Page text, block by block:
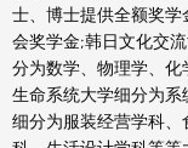
士、博士提供全额奖
会奖学金;韩日文化交
分为数学、物理学、
生命系统大学细分为
细分为服装经营学科